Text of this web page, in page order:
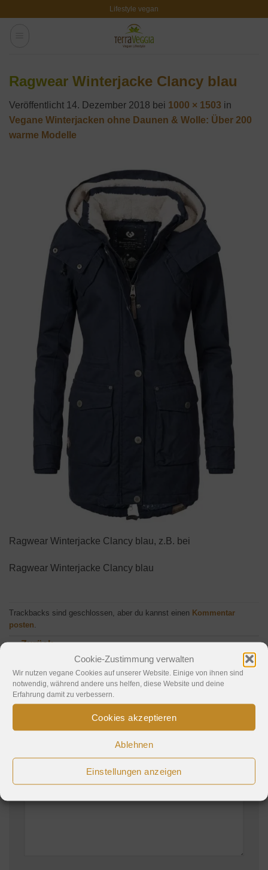
Cookie-Zustimmung verwalten
Wir nutzen vegane Cookies auf unserer Website. Einige von ihnen sind
notwendig, während andere uns helfen, diese Website und deine
Erfahrung damit zu verbessern.
Cookies akzeptieren
Ablehnen
Einstellungen anzeigen
Lifestyle vegan
Ragwear Winterjacke Clancy blau
Veröffentlicht 14. Dezember 2018 bei 1000 × 1503 in
Vegane Winterjacken ohne Daunen & Wolle: Über 200
warme Modelle
Ragwear Winterjacke Clancy blau, z.B. bei
Ragwear Winterjacke Clancy blau
Trackbacks sind geschlossen, aber du kannst einen Kommentar
posten
←Zurück
Deine E-Mail-Adresse wird nicht veröffentlicht.